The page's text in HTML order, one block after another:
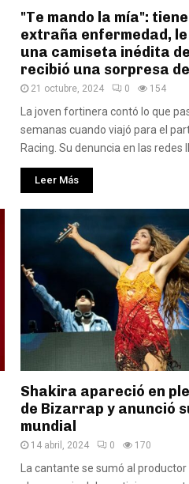
"Te mando la mía":
extraña enfermedad,
una camiseta inédita
recibió una sorpresa
21 octubre, 2024 0 154
La joven fortinera contó lo que
semanas cuando viajó para el
Racing. Su denuncia en las redes
Leer Más
Shakira apareció en
de Bizarrap y anunció
mundial
14 abril, 2024 0 170
La cantante se sumó al